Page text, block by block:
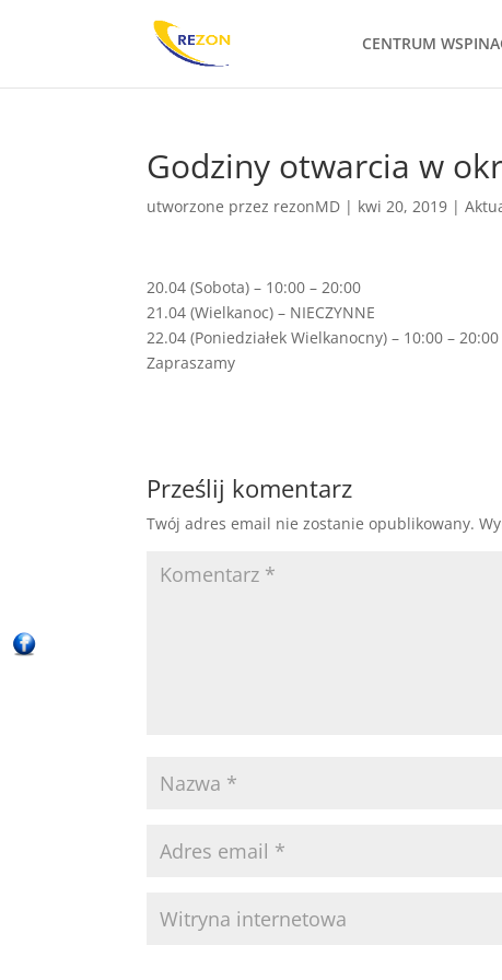
CENTRUM
Godziny otwarcia w
utworzone przez rezonMD | kwi 20, 2019 |
20.04 (Sobota) – 10:00 – 20:00
21.04 (Wielkanoc) – NIECZYNNE
22.04 (Poniedziałek Wielkanocny) – 10:00 – 20:00
Zapraszamy
Prześlij komentarz
Twój adres email nie zostanie opublikowany.